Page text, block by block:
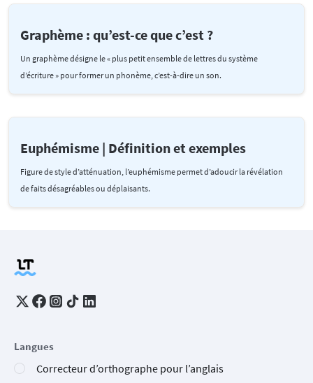
Graphème : qu’est-ce que c’est ?
Un graphème désigne le « plus petit ensemble de lettres du système
d’écriture » pour former un phonème, c’est-à-dire un son.
Euphémisme | Définition et exemples
Figure de style d’atténuation, l’euphémisme permet d’adoucir la révélation
de faits désagréables ou déplaisants.
Langues
Correcteur d’orthographe pour l’anglais